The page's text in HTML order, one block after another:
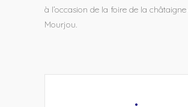
à l’occasion de la foire de la
Mourjou.